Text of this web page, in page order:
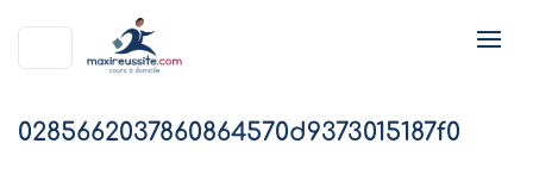
0285662037860864570d9373015187f0